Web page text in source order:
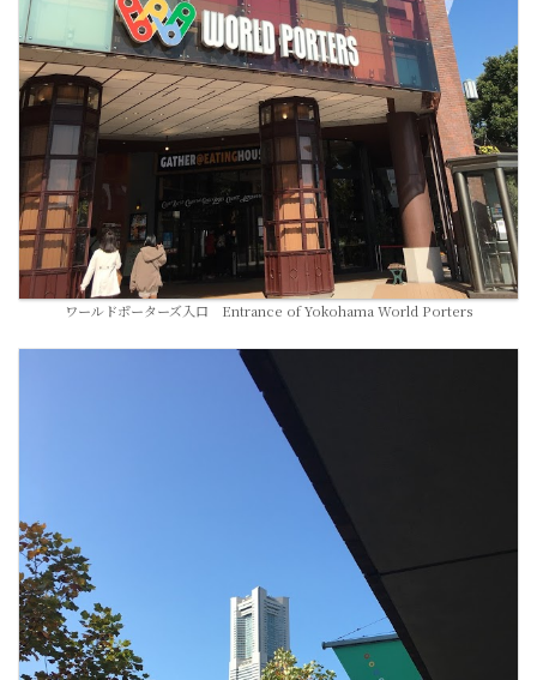
ワールドポーターズ入口 Entrance of Yokohama World Porters